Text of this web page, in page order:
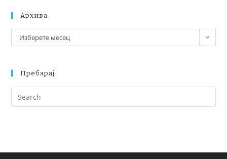
Архива
Изберете месец
Пребарај